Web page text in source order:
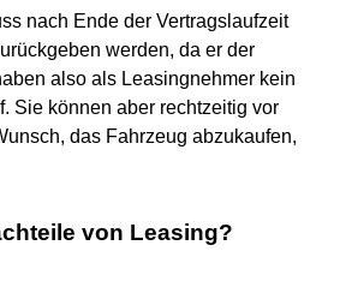
nach Ende der Vertragslaufzeit
werden, da er der
also als Leasingnehmer kein
Sie können aber rechtzeitig vor
das Fahrzeug abzukaufen,
von Leasing?